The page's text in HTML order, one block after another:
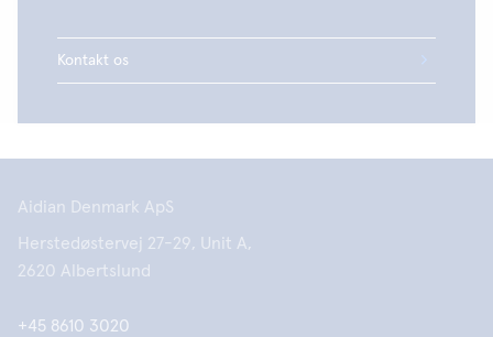
Kontakt os
Aidian Denmark ApS
Herstedøstervej 27-29, Unit A,
2620 Albertslund
+45 8610 3020